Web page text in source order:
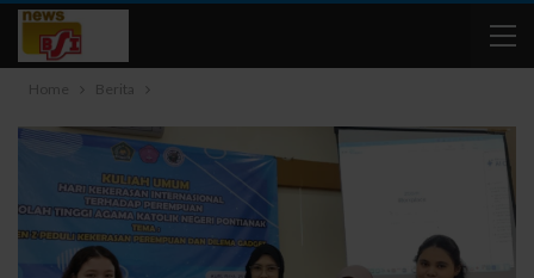
Home Berita